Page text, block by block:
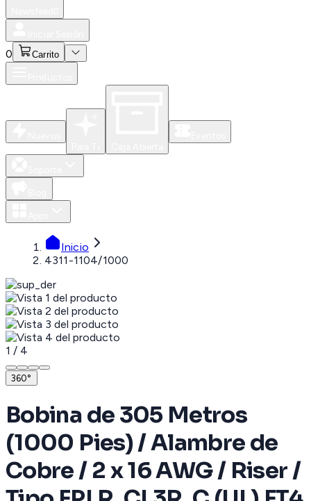
0 Carrito
Inicio
4311-1104/1000
1 / 4
360°
Bobina de 305 Metros
(1000 Pies) / Alambre de
Cobre / 2 x 16 AWG / Riser /